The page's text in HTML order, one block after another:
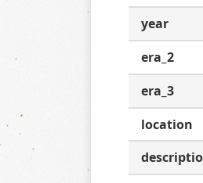
year
era_2
era_3
location